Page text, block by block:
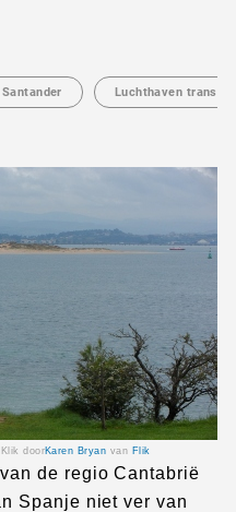
Luchthaven
Klik doorKaren Bryan van Flik
de regio Cantabrië
Spanje niet ver van